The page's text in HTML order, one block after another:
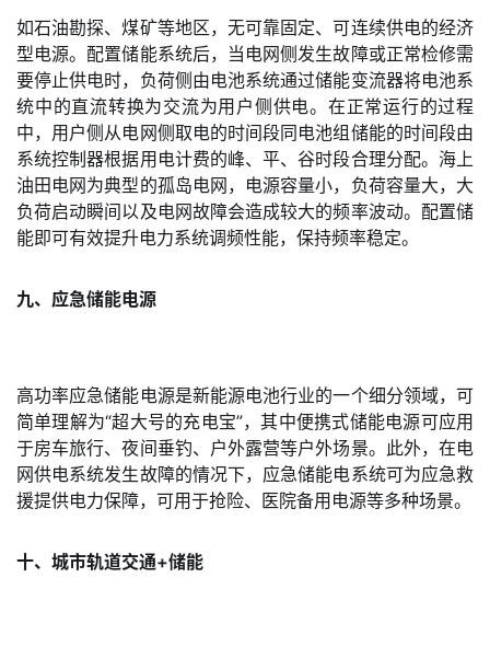
如石油勘探、煤矿等地区，无可靠固定、可连续供电的经济
型电源。配置储能系统后，当电网侧发生故障或正常检修需
要停止供电时，负荷侧由电池系统通过储能变流器将电池系
统中的直流转换为交流为用户侧供电。在正常运行的过程
中，用户侧从电网侧取电的时间段同电池组储能的时间段由
系统控制器根据用电计费的峰、平、谷时段合理分配。海上
油田电网为典型的孤岛电网，电源容量小，负荷容量大，大
负荷启动瞬间以及电网故障会造成较大的频率波动。配置储
能即可有效提升电力系统调频性能，保持频率稳定。
九、应急储能电源
高功率应急储能电源是新能源电池行业的一个细分领域，可
简单理解为“超大号的充电宝”，其中便携式储能电源可应用
于房车旅行、夜间垂钓、户外露营等户外场景。此外，在电
网供电系统发生故障的情况下，应急储能电系统可为应急救
援提供电力保障，可用于抢险、医院备用电源等多种场景。
十、城市轨道交通+储能